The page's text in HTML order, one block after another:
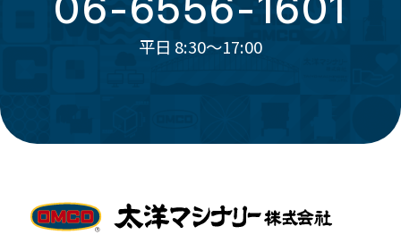
平日 8:30～17:00